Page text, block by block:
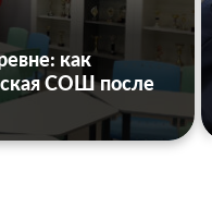
как
СОШ после